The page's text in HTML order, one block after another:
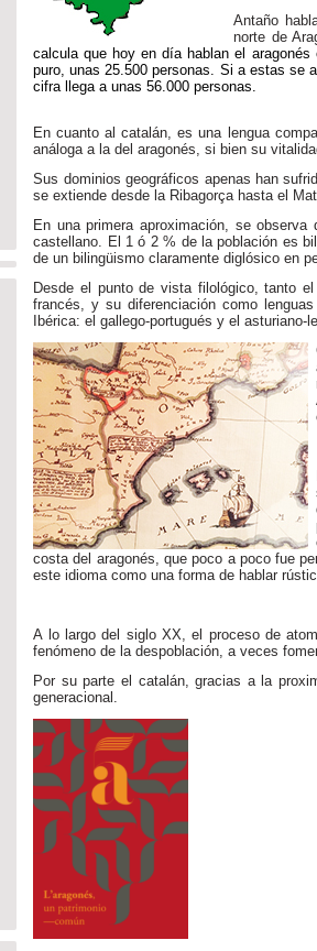
Antaño
norte de
calcula que hoy en día hablan el
puro, unas 25.500 personas. Si a estas se
cifra llega a unas 56.000 personas.
En cuanto al catalán, es una lengua
análoga a la del aragonés, si bien su
Sus dominios geográficos apenas han
se extiende desde la Ribagorça hasta el
En una primera aproximación, se
castellano. El 1 ó 2 % de la población es
de un bilingüismo claramente diglósico en
Desde el punto de vista filológico, tanto
francés, y su diferenciación como
Ibérica: el gallego-portugués y el
costa del aragonés, que poco a poco fue
este idioma como una forma de hablar
A lo largo del siglo XX, el proceso de
fenómeno de la despoblación, a veces
Por su parte el catalán, gracias a la
generacional.